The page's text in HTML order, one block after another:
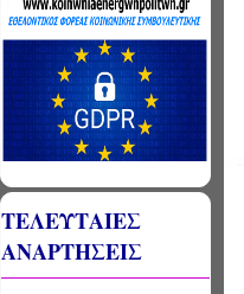
ΤΕΛΕΥΤΑΙΕΣ
ΑΝΑΡΤΗΣΕΙΣ